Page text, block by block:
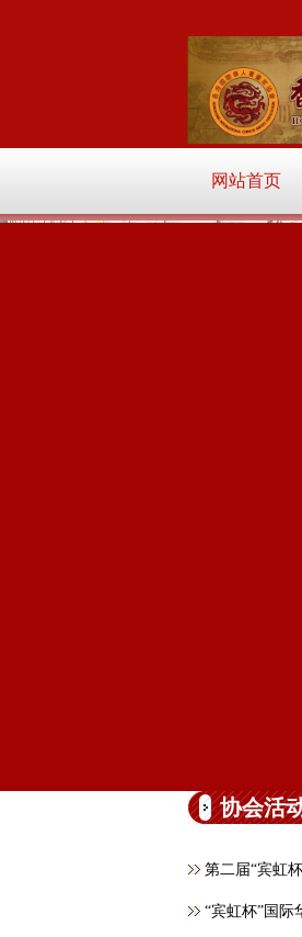
网站首页
协会活
第二届“宾虹
“宾虹杯”国际